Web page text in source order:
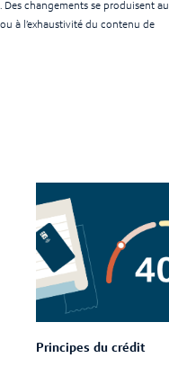
changements se produisent au
à l’exhaustivité du contenu de
Principes du crédit